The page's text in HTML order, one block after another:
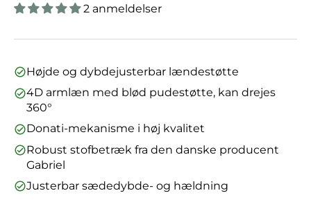
2 anmeldelser
Højde og dybdejusterbar lændestøtte
4D armlæn med blød pudestøtte, kan drejes
360°
Donati-mekanisme i høj kvalitet
Robust stofbetræk fra den danske producent
Gabriel
Justerbar sædedybde- og hældning